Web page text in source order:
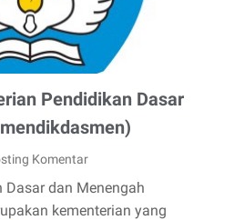
Pendidikan Dasar
Komentar
Dasar dan Menengah
kementerian yang